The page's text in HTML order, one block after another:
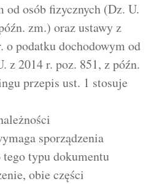
od osób fizycznych (Dz. U.
zm.) oraz ustawy z
o podatku dochodowym od
z 2014 r. poz. 851, z późn.
przepis ust. 1 stosuje
sporządzenia
typu dokumentu
obie części